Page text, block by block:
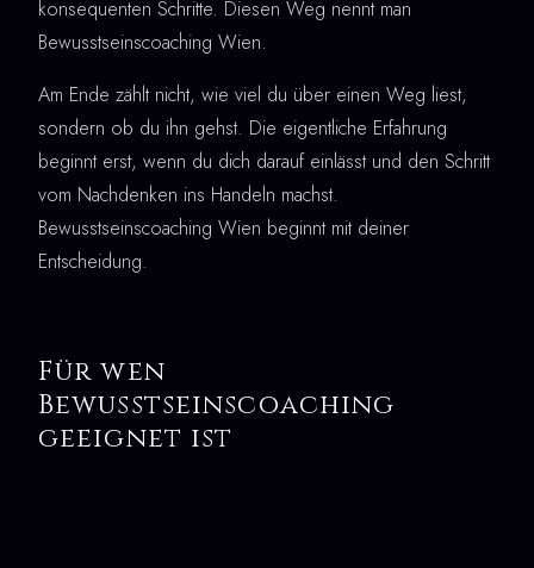
konsequenten Schritte. Diesen Weg nennt man
Bewusstseinscoaching Wien.
Am Ende zählt nicht, wie viel du über einen Weg liest,
sondern ob du ihn gehst. Die eigentliche Erfahrung
beginnt erst, wenn du dich darauf einlässt und den Schritt
vom Nachdenken ins Handeln machst.
Bewusstseinscoaching Wien beginnt mit deiner
Entscheidung.
Für wen
Bewusstseinscoaching
geeignet ist